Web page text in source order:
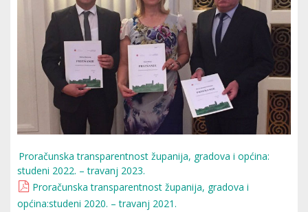
Proračunska transparentnost županija, gradova i općina:
studeni 2022. – travanj 2023.
Proračunska transparentnost županija, gradova i
općina:studeni 2020. – travanj 2021.